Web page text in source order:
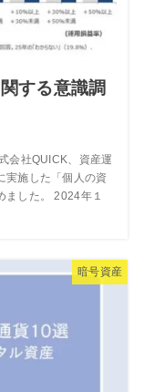
する意識調
会社QUICK、資産運
実施した「個人の資
した。 2024年１
暗号資産